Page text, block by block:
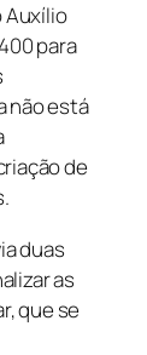
Auxílio
para
não está
de
duas
as
que se